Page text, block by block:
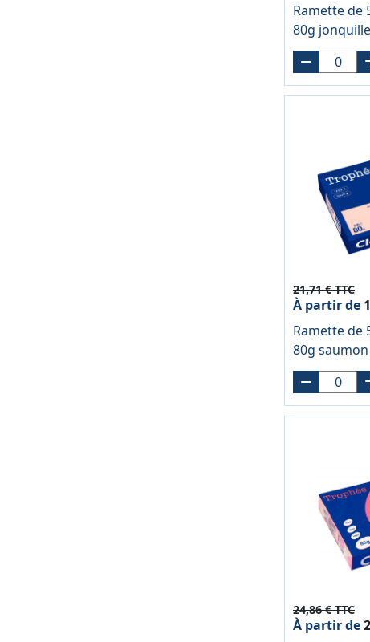
Ramette de
80g jonquille
21,71 € TTC
À partir de
Ramette de
80g saumon
24,86 € TTC
À partir de